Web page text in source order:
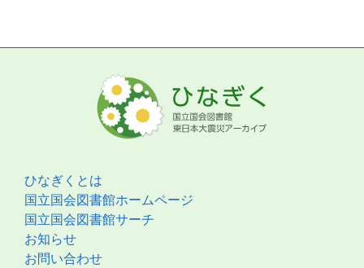
ひなぎくとは
国立国会図書館ホームページ
国立国会図書館サーチ
お知らせ
お問い合わせ